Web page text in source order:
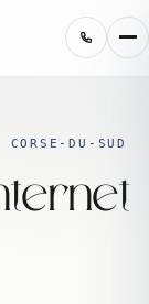
DU-SUD